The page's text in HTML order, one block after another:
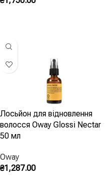
Лосьйон для відновлення
волосся Oway Glossi Nectar
50 мл
Oway
₴1,287.00